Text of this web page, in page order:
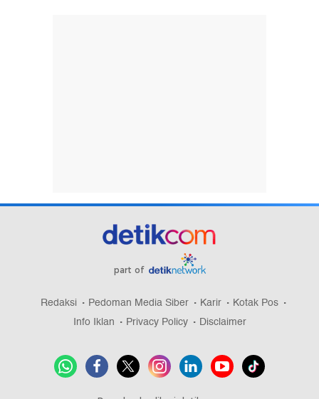
part of
Redaksi Pedoman Media Siber Karir
Kotak Pos
Info Iklan
Privacy Policy Disclaimer